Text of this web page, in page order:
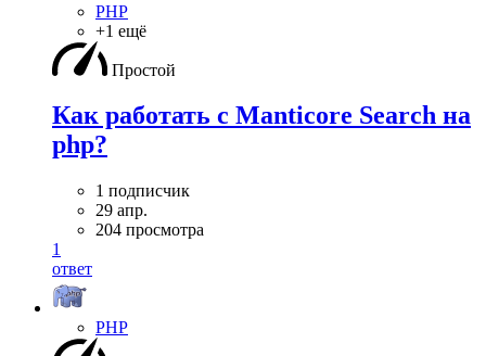
PHP
+1 ещё
Простой
Как работать с Manticore Search на
php?
1 подписчик
29 апр.
204 просмотра
1
ответ
PHP